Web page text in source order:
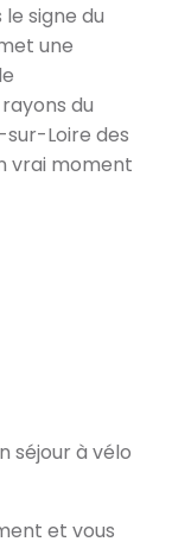
signe du
une
du
sur-Loire des
vrai moment
séjour à vélo
et vous